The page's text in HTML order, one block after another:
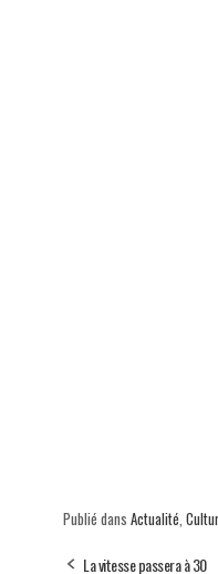
Publié dans Actualité
La vitesse passera à 30